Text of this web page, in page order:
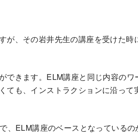
が、その岩井先生の講座を受けた時
できます。ELM講座と同じ内容のワ
ても、インストラクションに沿って
、ELM講座のベースとなっているの